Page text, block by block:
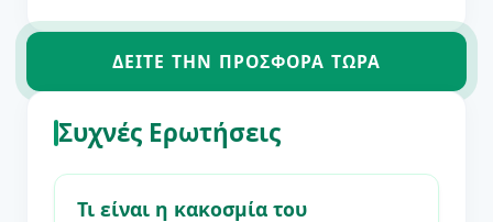
ΔΕΊΤΕ ΤΗΝ ΠΡΟΣΦΟΡΆ ΤΏΡΑ
Συχνές Ερωτήσεις
Τι είναι η κακοσμία του